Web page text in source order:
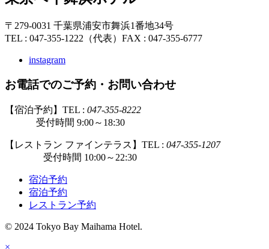
〒279-0031 千葉県浦安市舞浜1番地34号
TEL : 047-355-1222（代表） FAX : 047-355-6777
instagram
お電話でのご予約・お問い合わせ
【宿泊予約】TEL : 047-355-8222
受付時間 9:00～18:30
【レストラン ファインテラス】TEL : 047-355-1207
受付時間 10:00～22:30
宿泊予約
宿泊予約
レストラン予約
© 2024 Tokyo Bay Maihama Hotel.
×